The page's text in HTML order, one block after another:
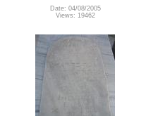
Date: 04/08/2005
Views: 19462